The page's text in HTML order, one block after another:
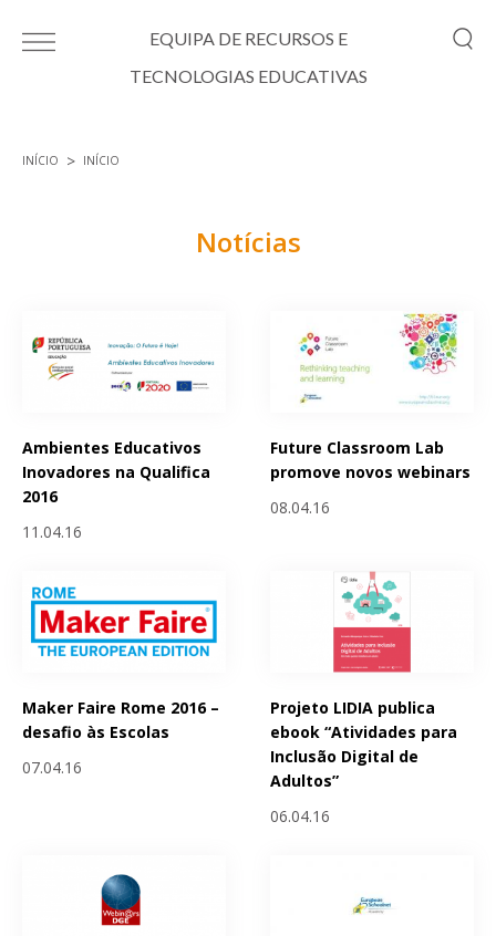
EQUIPA DE RECURSOS E
TECNOLOGIAS EDUCATIVAS
INÍCIO INÍCIO
Notícias
Ambientes Educativos
Inovadores na Qualifica
2016
11.04.16
Future Classroom Lab
promove novos webinars
08.04.16
Maker Faire Rome 2016 –
desafio às Escolas
07.04.16
Projeto LIDIA publica
ebook “Atividades para
Inclusão Digital de
Adultos”
06.04.16
Páginas